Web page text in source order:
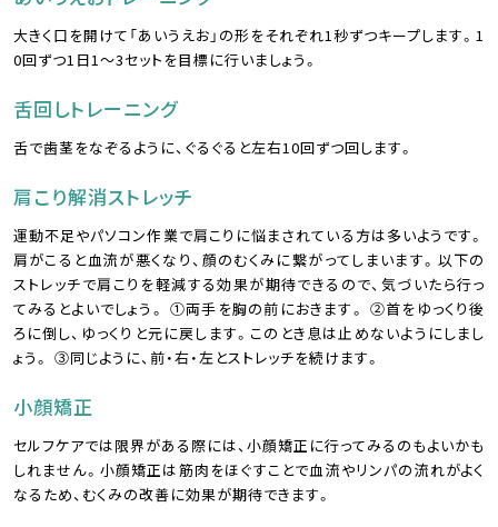
大きく口を開けて「あいうえお」の形をそれぞれ1秒ずつキープします。1
0回ずつ1日1〜3セットを目標に行いましょう。
舌回しトレーニング
舌で歯茎をなぞるように、ぐるぐると左右10回ずつ回します。
肩こり解消ストレッチ
運動不足やパソコン作業で肩こりに悩まされている方は多いようです。
肩がこると血流が悪くなり、顔のむくみに繋がってしまいます。以下の
ストレッチで肩こりを軽減する効果が期待できるので、気づいたら行っ
てみるとよいでしょう。 ①両手を胸の前におきます。 ②首をゆっくり後
ろに倒し、ゆっくりと元に戻します。このとき息は止めないようにしまし
ょう。 ③同じように、前・右・左とストレッチを続けます。
小顔矯正
セルフケアでは限界がある際には、小顔矯正に行ってみるのもよいかも
しれません。小顔矯正は筋肉をほぐすことで血流やリンパの流れがよく
なるため、むくみの改善に効果が期待できます。